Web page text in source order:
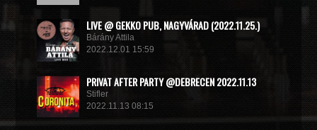
LIVE @ GEKKO PUB, NAGYVÁRAD (2022.11.25.)
Bárány Attila
2022.12.01 15:59
PRIVAT AFTER PARTY @DEBRECEN 2022.11.13
Stifler
2022.11.13 08:15